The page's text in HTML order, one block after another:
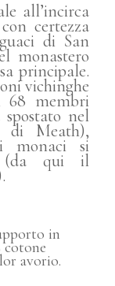
all’incirca
certezza
di San
monastero
principale.
vichinghe
68 membri
nel
di Meath),
monaci si
(da qui il
in
cotone
avorio.